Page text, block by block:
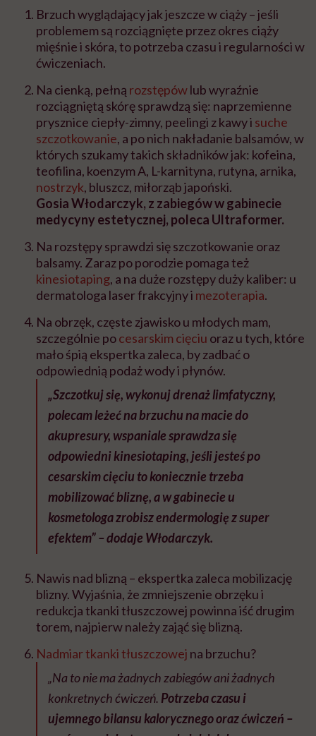
Brzuch wyglądający jak jeszcze w ciąży – jeśli
problemem są rozciągnięte przez okres ciąży
mięśnie i skóra, to potrzeba czasu i regularności w
ćwiczeniach.
Na cienką, pełną rozstępówlub wyraźnie
rozciągniętą skórę sprawdzą się: naprzemienne
prysznice ciepły-zimny, peelingi z kawy i suche
szczotkowanie, a po nich nakładanie balsamów, w
których szukamy takich składników jak: kofeina,
teofilina, koenzym A, L-karnityna, rutyna, arnika,
nostrzyk, bluszcz, miłorząb japoński.
Gosia Włodarczyk, z zabiegów w gabinecie
medycyny estetycznej, poleca Ultraformer.
Na rozstępy sprawdzi się szczotkowanie oraz
balsamy. Zaraz po porodzie pomaga też
kinesiotaping, a na duże rozstępy duży kaliber: u
dermatologa laser frakcyjny i mezoterapia.
Na obrzęk, częste zjawisko u młodych mam,
szczególnie pocesarskim cięciu oraz u tych, które
mało śpią ekspertka zaleca, by zadbać o
odpowiednią podaż wody i płynów.
„Szczotkuj się, wykonuj drenaż limfatyczny,
polecam leżeć na brzuchu na macie do
akupresury, wspaniale sprawdza się
odpowiedni kinesiotaping, jeśli jesteś po
cesarskim cięciu to koniecznie trzeba
mobilizować bliznę, a w gabinecie u
kosmetologa zrobisz endermologię z super
efektem” – dodaje Włodarczyk.
Nawis nad blizną – ekspertka zaleca mobilizację
blizny. Wyjaśnia, że zmniejszenie obrzęku i
redukcja tkanki tłuszczowej powinna iść drugim
torem, najpierw należy zająć się blizną.
Nadmiar tkanki tłuszczowej na brzuchu?
„Na to nie ma żadnych zabiegów ani żadnych
konkretnych ćwiczeń. Potrzeba czasu i
ujemnego bilansu kalorycznego oraz ćwiczeń –